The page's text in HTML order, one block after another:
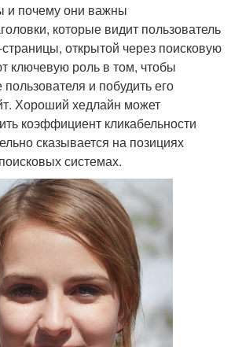
и почему они важны
которые видит пользователь
открытой через поисковую
ключевую роль в том, чтобы
и побудить его
Хороший хедлайн может
коэффициент кликабельности
сказывается на позициях
системах.